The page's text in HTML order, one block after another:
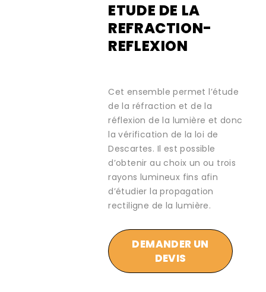
ETUDE DE LA
REFRACTION-
REFLEXION
Cet ensemble permet l’étude
de la réfraction et de la
réflexion de la lumière et donc
la vérification de la loi de
Descartes. Il est possible
d’obtenir au choix un ou trois
rayons lumineux fins afin
d’étudier la propagation
rectiligne de la lumière.
DEMANDER UN
DEVIS